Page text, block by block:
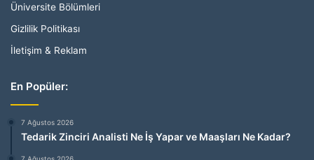
Üniversite Bölümleri
Gizlilik Politikası
İletişim & Reklam
En Popüler:
7 Ağustos 2026
Tedarik Zinciri Analisti Ne İş Yapar ve Maaşları Ne Kadar?